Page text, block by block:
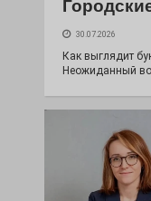
30.07.2026
Как выглядит
Неожиданный